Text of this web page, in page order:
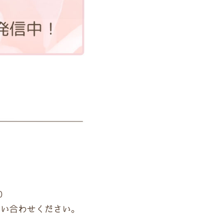
合わせください。